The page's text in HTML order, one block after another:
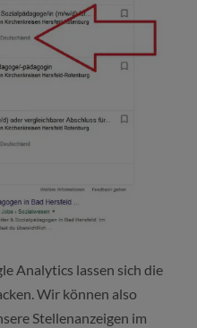
Analytics lassen sich die
Wir können also
Stellenanzeigen im